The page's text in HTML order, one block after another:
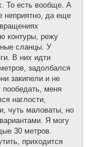
То есть вообще. А
неприятно, да еще
контуры, режу
сланцы. У
В них идти
задолбался
закипели и не
пообедать, меня
наглости,
чуть маловаты, но
Я могу
30 метров.
приходится